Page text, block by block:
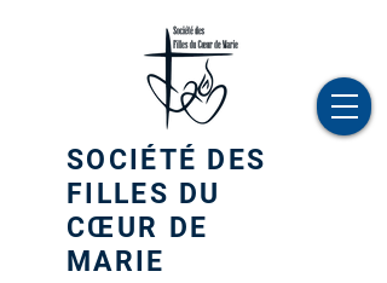
SOCIÉTÉ DES
FILLES DU
CŒUR DE
MARIE